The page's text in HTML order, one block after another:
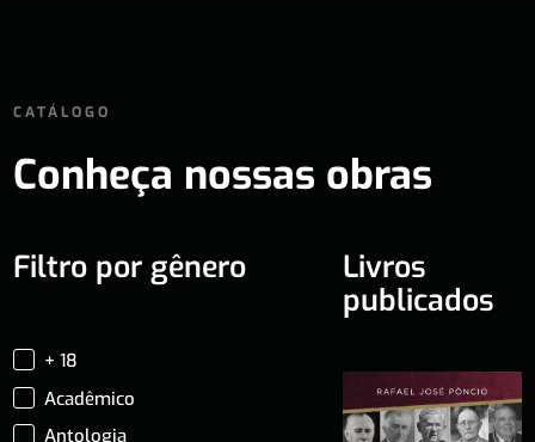
CATÁLOGO
Conheça nossas obras
Filtro por gênero
+ 18
Acadêmico
Antologia
Livros
publicados